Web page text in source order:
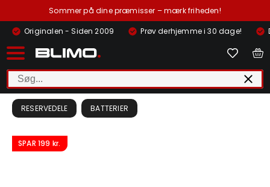
Sommer på dine præmisser – mærk friheden!
Originalen - Siden 2009
Prøv derhjemme i 30 dage!
RESERVEDELE BATTERIER
SPAR 199 kr.